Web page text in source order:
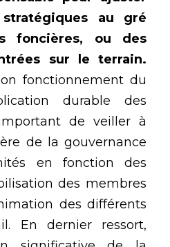
au gré
foncières, ou des
sur le terrain.
fonctionnement du
durable des
de veiller à
de la gouvernance
en fonction des
des membres
des différents
En dernier ressort,